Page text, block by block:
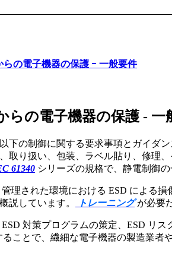
らの電子機器の保護 - 一般要件
らの電子機器の保護 - 一
以下の制御に関する要求事項とガイダ
取り扱い、包装、ラベル貼り、修理
61340 シリーズの規格で、静電制御
管理された環境における ESD による
説しています。
トレーニングが必要
ESD 対策プログラムの策定、ESD リ
ることで、繊細な電子機器の製造業